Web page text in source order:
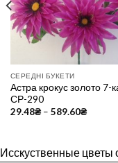
СЕРЕДНІ БУКЕТИ
Астра крокус золото 7-
СР-290
29.48₴– 589.60₴
Исскуственные цветы